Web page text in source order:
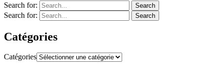
Search for: Search
Search for: Search
Catégories
Catégories